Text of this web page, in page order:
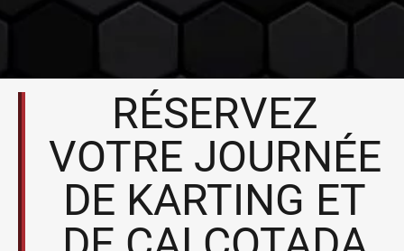
RÉSERVEZ
VOTRE JOURNÉE
DE KARTING ET